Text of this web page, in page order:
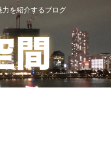
力を紹介するブログ